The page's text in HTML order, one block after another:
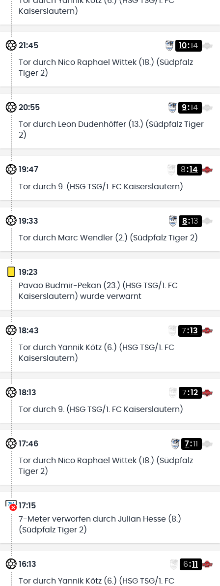
Kaiserslautern)
21:45 10:14
Tor durch Nico Raphael Wittek (18.) (Südpfalz
Tiger 2)
20:55 9:14
Tor durch Leon Dudenhöffer (13.) (Südpfalz Tiger
2)
19:47 8:14
Tor durch 9. (HSG TSG/1. FC Kaiserslautern)
19:33 8:13
Tor durch Marc Wendler (2.) (Südpfalz Tiger 2)
19:23
Pavao Budmir-Pekan (23.) (HSG TSG/1. FC
Kaiserslautern) wurde verwarnt
18:43 7:13
Tor durch Yannik Kötz (6.) (HSG TSG/1. FC
Kaiserslautern)
18:13 7:12
Tor durch 9. (HSG TSG/1. FC Kaiserslautern)
17:46 7:11
Tor durch Nico Raphael Wittek (18.) (Südpfalz
Tiger 2)
17:15
7-Meter verworfen durch Julian Hesse (8.)
(Südpfalz Tiger 2)
16:13 6:11
Tor durch Yannik Kötz (6.) (HSG TSG/1. FC